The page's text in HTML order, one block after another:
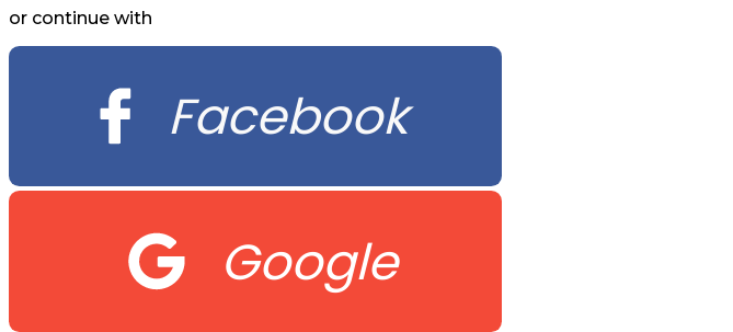
or continue with
Facebook
Google